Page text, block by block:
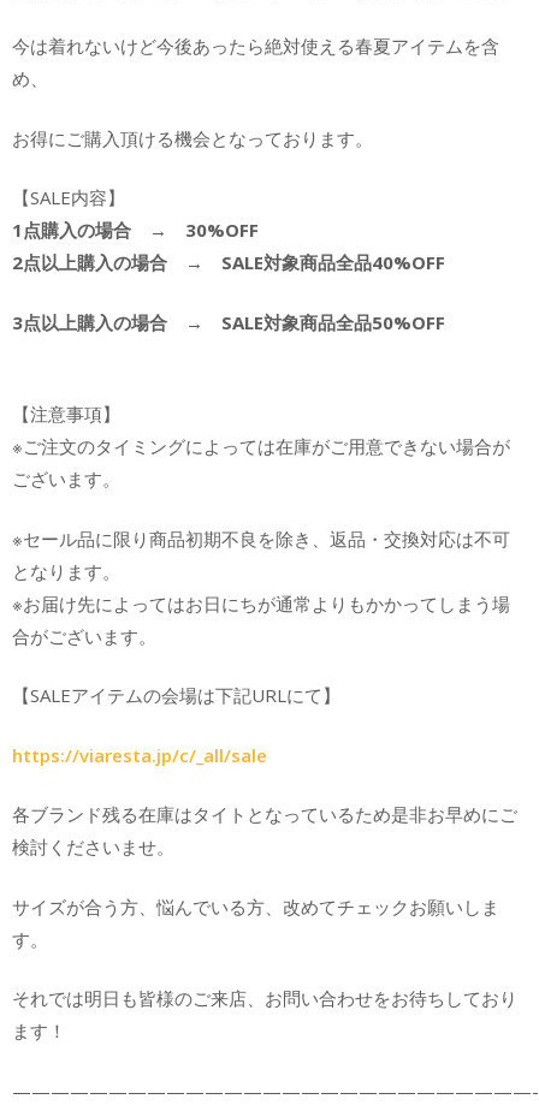
今は着れないけど今後あったら絶対使える春夏アイテムを含
め、
お得にご購入頂ける機会となっております。
【SALE内容】
1点購入の場合 → 30%OFF
2点以上購入の場合 → SALE対象商品全品40%OFF
3点以上購入の場合 → SALE対象商品全品50%OFF
【注意事項】
※ご注文のタイミングによっては在庫がご用意できない場合が
ございます。
※セール品に限り商品初期不良を除き、返品・交換対応は不可
となります。
※お届け先によってはお日にちが通常よりもかかってしまう場
合がございます。
【SALEアイテムの会場は下記URLにて】
https://viaresta.jp/c/_all/sale
各ブランド残る在庫はタイトとなっているため是非お早めにご
検討くださいませ。
サイズが合う方、悩んでいる方、改めてチェックお願いしま
す。
それでは明日も皆様のご来店、お問い合わせをお待ちしており
ます！
———————————————————————————-